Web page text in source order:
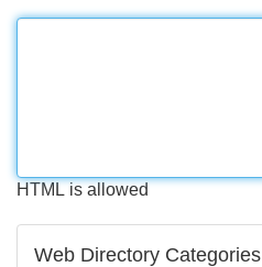
HTML is allowed
Web Directory Categories